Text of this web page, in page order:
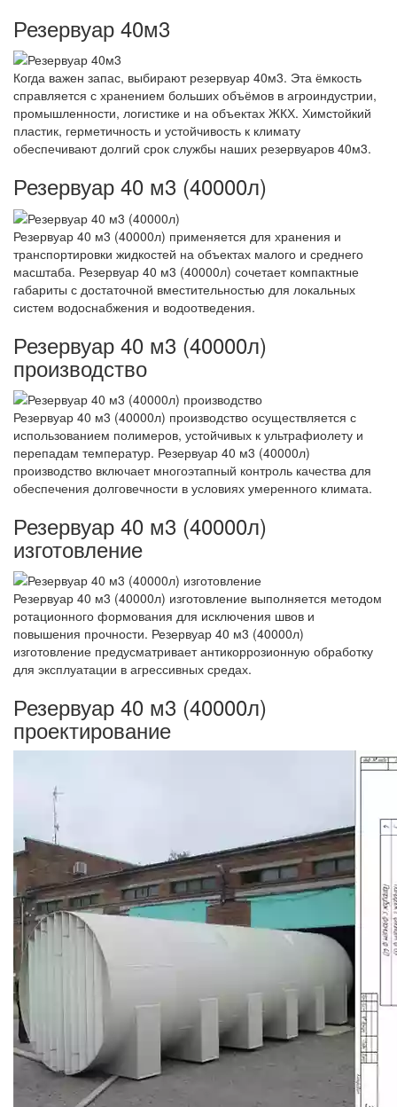
Резервуар 40м3
Когда важен запас, выбирают резервуар 40м3. Эта ёмкость
справляется с хранением больших объёмов в агроиндустрии,
промышленности, логистике и на объектах ЖКХ. Химстойкий
пластик, герметичность и устойчивость к климату
обеспечивают долгий срок службы наших резервуаров 40м3.
Резервуар 40 м3 (40000л)
Резервуар 40 м3 (40000л) применяется для хранения и
транспортировки жидкостей на объектах малого и среднего
масштаба. Резервуар 40 м3 (40000л) сочетает компактные
габариты с достаточной вместительностью для локальных
систем водоснабжения и водоотведения.
Резервуар 40 м3 (40000л)
производство
Резервуар 40 м3 (40000л) производство осуществляется с
использованием полимеров, устойчивых к ультрафиолету и
перепадам температур. Резервуар 40 м3 (40000л)
производство включает многоэтапный контроль качества для
обеспечения долговечности в условиях умеренного климата.
Резервуар 40 м3 (40000л)
изготовление
Резервуар 40 м3 (40000л) изготовление выполняется методом
ротационного формования для исключения швов и
повышения прочности. Резервуар 40 м3 (40000л)
изготовление предусматривает антикоррозионную обработку
для эксплуатации в агрессивных средах.
Резервуар 40 м3 (40000л)
проектирование